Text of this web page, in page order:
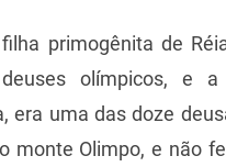
primogênita de
olímpicos, e
era uma das doze
monte Olimpo, e não